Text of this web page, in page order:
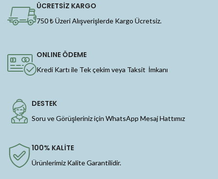
ÜCRETSİZ KARGO
750 ₺ Üzeri Alışverişlerde Kargo Ücretsiz.
ONLINE ÖDEME
Kredi Kartı ile Tek çekim veya Taksit İmkanı
DESTEK
Soru ve Görüşleriniz için WhatsApp Mesaj Hattımız
100% KALİTE
Ürünlerimiz Kalite Garantilidir.